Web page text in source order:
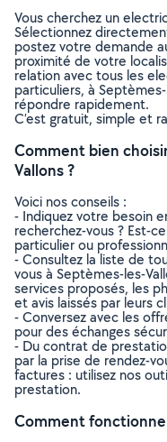
Vous cherchez un
Sélectionnez
postez votre demande
proximité de votre
relation avec tous les
particuliers, à
répondre rapidement.
C’est gratuit, simple et
Comment bien
Vallons ?
Voici nos conseils :
- Indiquez votre besoin
recherchez-vous ? Est-
particulier ou
- Consultez la liste de
vous à Septèmes-les-
services proposés, les
et avis laissés par leurs
- Conversez avec les
pour des échanges
- Du contrat de
par la prise de rendez-
factures : utilisez nos
prestation.
Comment fonctionne